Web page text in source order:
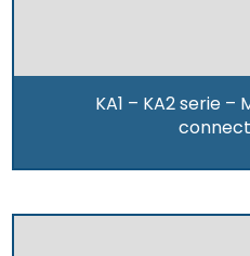
KA1 – KA2 serie